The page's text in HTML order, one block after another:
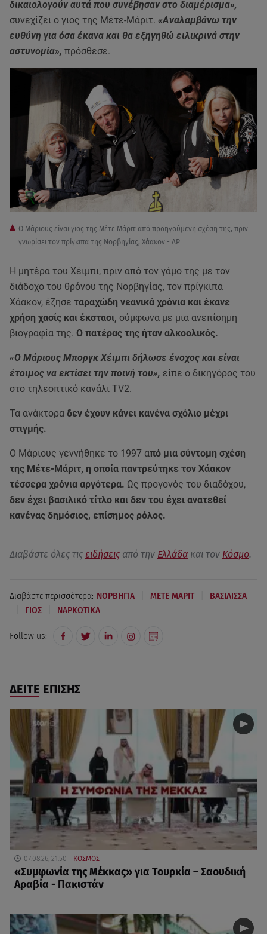
δικαιολογούν αυτά που συνέβησαν στο διαμέρισμα»,
συνεχίζει ο γιος της Μέτε-Μάριτ. «Αναλαμβάνω την
ευθύνη για όσα έκανα και θα εξηγηθώ ειλικρινά στην
αστυνομία», πρόσθεσε.
Ο Μάριους είναι γιος της Μέτε Μάριτ από προηγούμενη σχέση της, πριν
γνωρίσει τον πρίγκιπα της Νορβηγίας, Χάακον - AP
Η μητέρα του Χέιμπι, πριν από τον γάμο της με τον
διάδοχο του θρόνου της Νορβηγίας, τον πρίγκιπα
Χάακον, έζησε ταραχώδη νεανικά χρόνια και έκανε
χρήση χασίς και έκστασι, σύμφωνα με μια ανεπίσημη
βιογραφία της. Ο πατέρας της ήταν αλκοολικός.
«Ο Μάριους Μποργκ Χέιμπι δήλωσε ένοχος και είναι
έτοιμος να εκτίσει την ποινή του», είπε ο δικηγόρος του
στο τηλεοπτικό κανάλι TV2.
Τα ανάκτορα δεν έχουν κάνει κανένα σχόλιο μέχρι
στιγμής.
Ο Μάριους γεννήθηκε το 1997 από μια σύντομη σχέση
της Μέτε-Μάριτ, η οποία παντρεύτηκε τον Χάακον
τέσσερα χρόνια αργότερα. Ως προγονός του διαδόχου,
δεν έχει βασιλικό τίτλο και δεν του έχει ανατεθεί
κανένας δημόσιος, επίσημος ρόλος.
Διαβάστε όλες τις ειδήσεις από την Ελλάδα και τον Κόσμο.
Διαβάστε περισσότερα: ΝΟΡΒΗΓΙΑ ΜΕΤΕ ΜΑΡΙΤ ΒΑΣΙΛΙΣΣΑ
ΓΙΟΣ ΝΑΡΚΩΤΙΚΑ
Follow us:
ΔΕΙΤΕ ΕΠΙΣΗΣ
07.08.26, 21:50 ΚΟΣΜΟΣ
«Συμφωνία της Μέκκας» για Τουρκία – Σαουδική
Αραβία - Πακιστάν